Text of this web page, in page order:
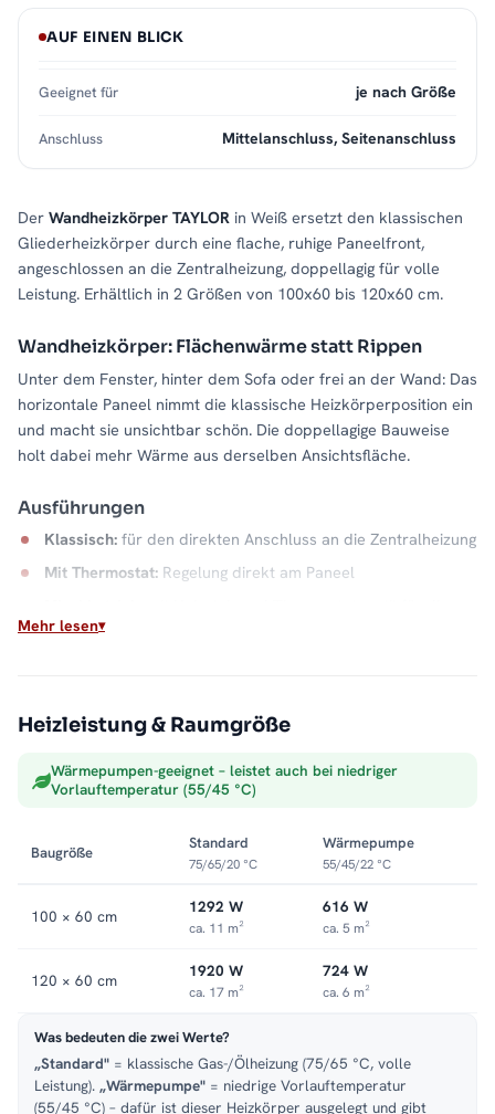
Der Wandheizkörper TAYLOR in Weiß ersetzt den klassischen
Gliederheizkörper durch eine flache, ruhige Paneelfront,
angeschlossen an die Zentralheizung, doppellagig für volle
Leistung. Erhältlich in 2 Größen von 100x60 bis 120x60 cm.
Wandheizkörper: Flächenwärme statt Rippen
Unter dem Fenster, hinter dem Sofa oder frei an der Wand: Das
horizontale Paneel nimmt die klassische Heizkörperposition ein
und macht sie unsichtbar schön. Die doppellagige Bauweise
holt dabei mehr Wärme aus derselben Ansichtsfläche.
Ausführungen
Klassisch: für den direkten Anschluss an die Zentralheizung
Mit Thermostat: Regelung direkt am Paneel
Übergangszeit
Montage
Modelle finden Sie in der Kategorie Wandheizkörper.
AUF EINEN BLICK
Geeignet für je nach Größe
Anschluss Mittelanschluss, Seitenanschluss
Mehr lesen
Heizleistung & Raumgröße
Wärmepumpen-geeignet – leistet auch bei niedriger
Vorlauftemperatur (55/45 °C)
Baugröße
Standard
75/65/20 °C
Wärmepumpe
55/45/22 °C
100 × 60 cm 1292 W
ca. 11 m²
616 W
ca. 5 m²
120 × 60 cm 1920 W
ca. 17 m²
724 W
ca. 6 m²
Was bedeuten die zwei Werte?
„Standard" = klassische Gas-/Ölheizung (75/65 °C, volle
Leistung). „Wärmepumpe" = niedrige Vorlauftemperatur
(55/45 °C) – dafür ist dieser Heizkörper ausgelegt und gibt